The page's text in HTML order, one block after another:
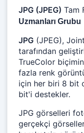
JPG (JPEG) Tam
Uzmanları Grubu
JPG (JPEG),
tarafından
TrueColor
fazla renk
için her biri 8 bit
bit'i destekler.
JPG görselleri
gerçekçi